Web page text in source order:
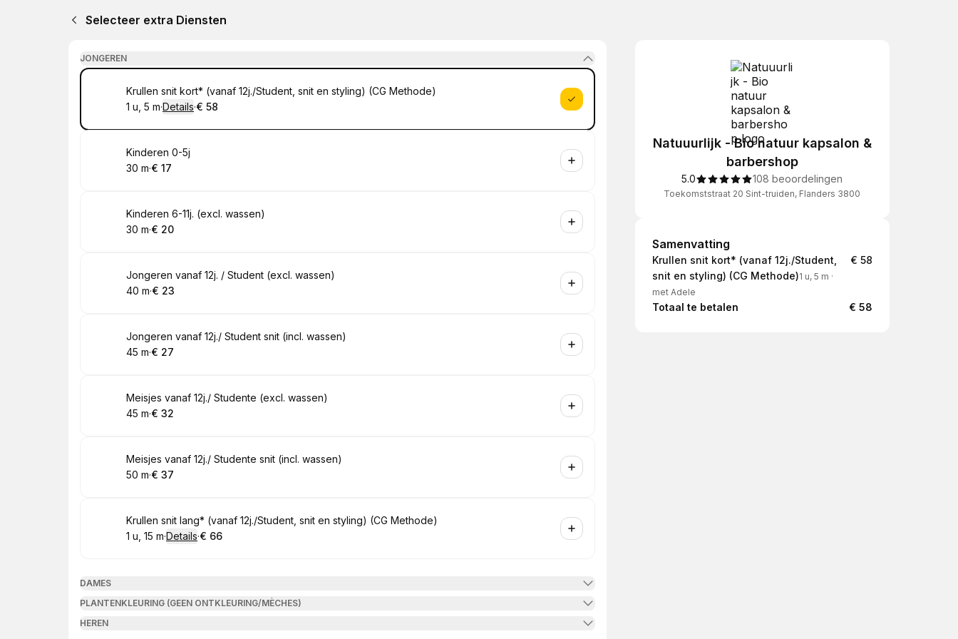
Selecteer extra Diensten
JONGEREN
Boek
Krullen snit kort* (vanaf 12j./Student, snit en styling) (CG Methode)
. Duur
1 u, 5 m·Details·
.Prijs:
€ 58
Boek
Kinderen 0-5j
.Duur
30 m·
.Prijs:
€ 17
Boek
Kinderen 6-11j. (excl. wassen)
.Duur :
30 m·
.Prijs:
€ 20
Boek
Jongeren vanaf 12j. / Student (excl. wassen)
.Duur
40 m·
.Prijs:
€ 23
Boek
Jongeren vanaf 12j./ Student snit (incl. wassen)
.Duur :
45 m·
.Prijs:
€ 27
Boek
Meisjes vanaf 12j./ Studente (excl. wassen)
.Duur :
45 m·
.Prijs:
€ 32
Boek
Meisjes vanaf 12j./ Studente snit (incl. wassen)
.Duur :
50 m·
.Prijs:
€ 37
Boek
Krullen snit lang* (vanaf 12j./Student, snit en styling) (CG Methode)
. Duur:
1 u, 15 m·Details·
.Prijs:
€ 66
DAMES
PLANTENKLEURING (GEEN ONTKLEURING/MÈCHES)
HEREN
Natuuurlijk - Bio natuur kapsalon &
barbershop
5.0 108 beoordelingen
Toekomststraat 20 Sint-truiden, Flanders 3800
Samenvatting
Samenvatting
Krullen snit kort* (vanaf 12j./Student,
snit en styling) (CG Methode)1 u, 5 m ·
met Adele
€ 58
Totaal te betalen € 58